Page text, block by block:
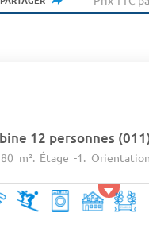
12 personnes
m². Étage -1.